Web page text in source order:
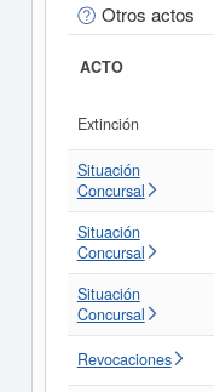
Otros actos
ACTO
Extinción
Situación
Concursal
Situación
Concursal
Situación
Concursal
Revocaciones